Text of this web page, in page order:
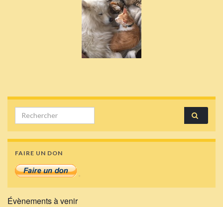
Search for:
FAIRE UN DON
Évènements à venir